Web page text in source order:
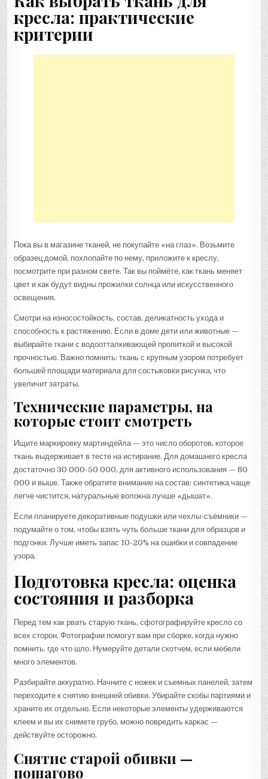
кресла: практические
критерии
Пока вы в магазине тканей, не покупайте «на глаз». Возьмите
образец домой, похлопайте по нему, приложите к креслу,
посмотрите при разном свете. Так вы поймёте, как ткань меняет
цвет и как будут видны прожилки солнца или искусственного
освещения.
Смотри на износостойкость, состав, деликатность ухода и
способность к растяжению. Если в доме дети или животные —
выбирайте ткани с водоотталкивающей пропиткой и высокой
прочностью. Важно помнить: ткань с крупным узором потребует
большей площади материала для состыковки рисунка, что
увеличит затраты.
Технические параметры, на
которые стоит смотреть
Ищите маркировку мартиндейла — это число оборотов, которое
ткань выдерживает в тесте на истирание. Для домашнего кресла
достаточно 30 000-50 000, для активного использования — 80
000 и выше. Также обратите внимание на состав: синтетика чаще
легче чистится, натуральные волокна лучше «дышат».
Если планируете декоративные подушки или чехлы-съёмники —
подумайте о том, чтобы взять чуть больше ткани для образцов и
подгонки. Лучше иметь запас 10-20% на ошибки и совпадение
узора.
Подготовка кресла: оценка
состояния и разборка
Перед тем как рвать старую ткань, сфотографируйте кресло со
всех сторон. Фотографии помогут вам при сборке, когда нужно
помнить, где что шло. Нумеруйте детали скотчем, если мебели
много элементов.
Разбирайте аккуратно. Начните с ножек и съемных панелей, затем
переходите к снятию внешней обивки. Убирайте скобы партиями и
храните их отдельно. Если некоторые элементы удерживаются
клеем и вы их снимете грубо, можно повредить каркас —
действуйте осторожно.
Снятие старой обивки —
пошагово